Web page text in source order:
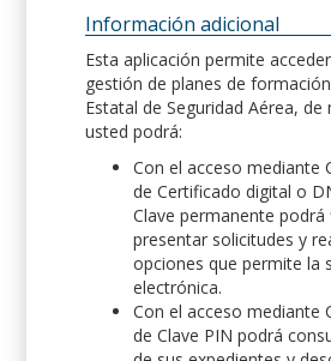
Información adicional
Esta aplicación permite
gestión de planes de
Estatal de Seguridad Aérea, de
usted podrá:
Con el acceso mediante
de Certificado digital o
Clave permanente
presentar solicitudes y
opciones que permite la
electrónica.
Con el acceso mediante
de Clave PIN podrá